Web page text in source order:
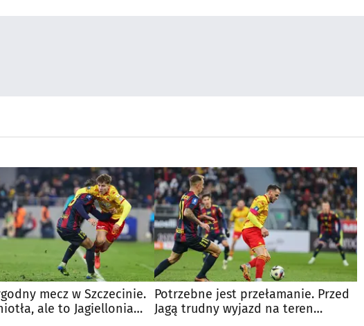
mecz w Szczecinie.
ale to Jagiellonia
Potrzebne jest przełamanie. Przed
Jagą trudny wyjazd na teren